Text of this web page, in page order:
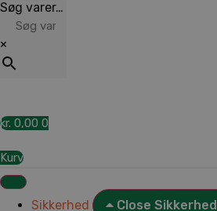
Søg varer…
×
kr. 0,00 0
Kurv
Sikkerhed Close Sikkerhed